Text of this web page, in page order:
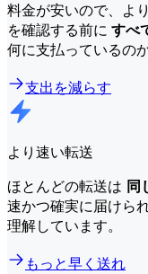
料金が安いので、よ
を確認する前に すべ
何に支払っているの
支出を減らす
より速い転送
ほとんどの転送は 同
速かつ確実に届けら
理解しています。
もっと早く送れ